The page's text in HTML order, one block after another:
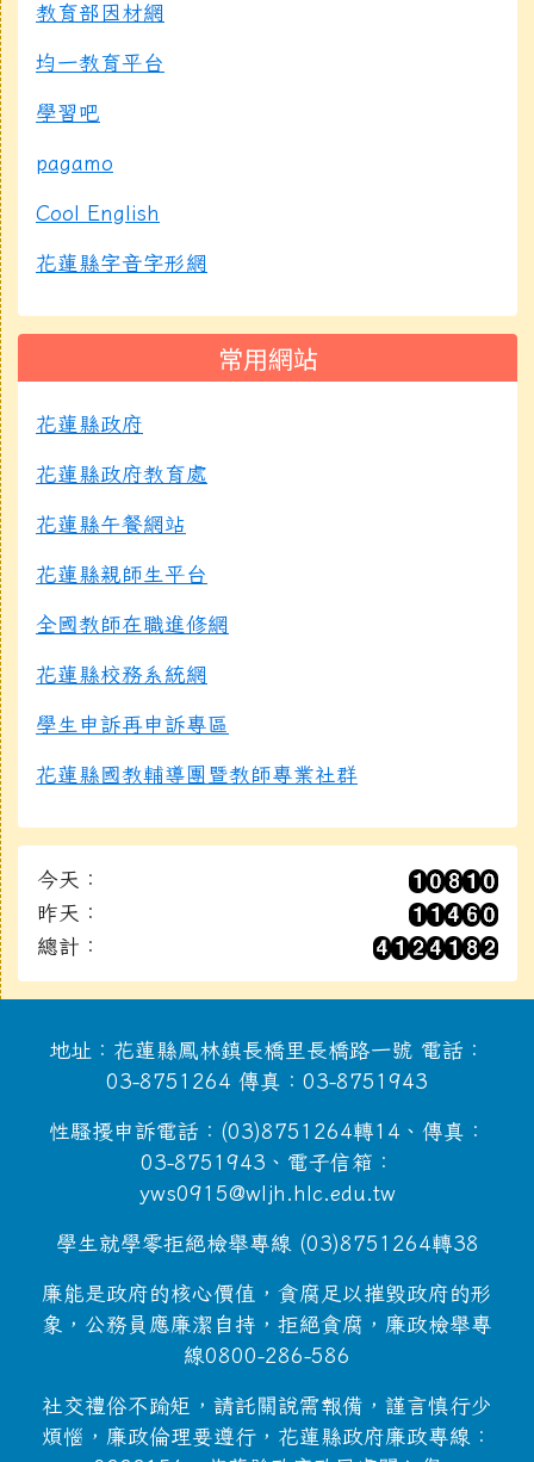
教育部因材網
均一教育平台
學習吧
pagamo
Cool English
花蓮縣字音字形網
常用網站
花蓮縣政府
花蓮縣政府教育處
花蓮縣午餐網站
花蓮縣親師生平台
全國教師在職進修網
花蓮縣校務系統網
學生申訴再申訴專區
花蓮縣國教輔導團暨教師專業社群
今天：
昨天：
總計：
地址：花蓮縣鳳林鎮長橋里長橋路一號 電話：
03-8751264 傳真：03-8751943
性騷擾申訴電話：(03)8751264轉14、傳真：
03-8751943、電子信箱：
yws0915@wljh.hlc.edu.tw
學生就學零拒絕檢舉專線 (03)8751264轉38
廉能是政府的核心價值，貪腐足以摧毀政府的形
象，公務員應廉潔自持，拒絕貪腐，廉政檢舉專
線0800-286-586
社交禮俗不踰矩，請託關說需報備，謹言慎行少
煩惱，廉政倫理要遵行，花蓮縣政府廉政專線：